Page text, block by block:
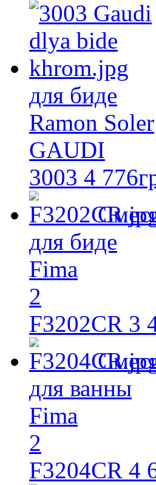
для биде
Ramon Soler
GAUDI
3003 4 776
для биде
Fima
2
F3202CR 3
для ванны
Fima
2
F3204CR 4